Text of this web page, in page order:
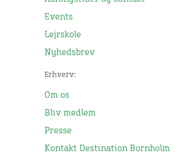
Events
Lejrskole
Nyhedsbrev
Erhverv:
Om os
Bliv medlem
Presse
Kontakt Destination Bornholm